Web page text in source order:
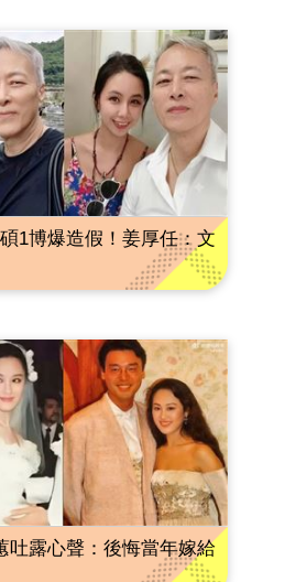
1博爆造假！姜厚任：文
吐露心聲：後悔當年嫁給